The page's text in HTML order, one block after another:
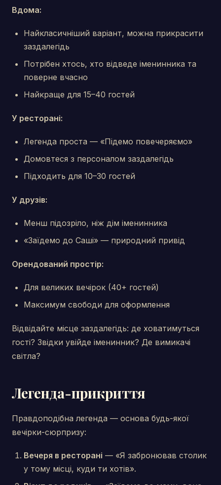
Вдома:
Найкласичніший варіант, можна прикрасити
заздалегідь
Потрібен хтось, хто відведе іменинника та
поверне вчасно
Найкраще для 15–40 гостей
У ресторані:
Легенда проста — «Підемо повечеряємо»
Домовтеся з персоналом заздалегідь
Підходить для 10–30 гостей
У друзів:
Менш підозріло, ніж дім іменинника
«Заїдемо до Саші» — природний привід
Орендований простір:
Для великих вечірок (40+ гостей)
Максимум свободи для оформлення
Відвідайте місце заздалегідь: де ховатимуться
гості? Звідки увійде іменинник? Де вимикачі
світла?
Легенда-прикриття
Правдоподібна легенда — основа будь-якої
вечірки-сюрпризу:
Вечеря в ресторані — «Я забронював столик
у тому місці, куди ти хотів».